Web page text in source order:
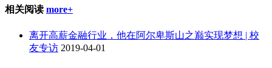
相关阅读 more+
离开高薪金融行业，他在阿尔卑斯山之巅实现梦想 | 校
友专访 2019-04-01